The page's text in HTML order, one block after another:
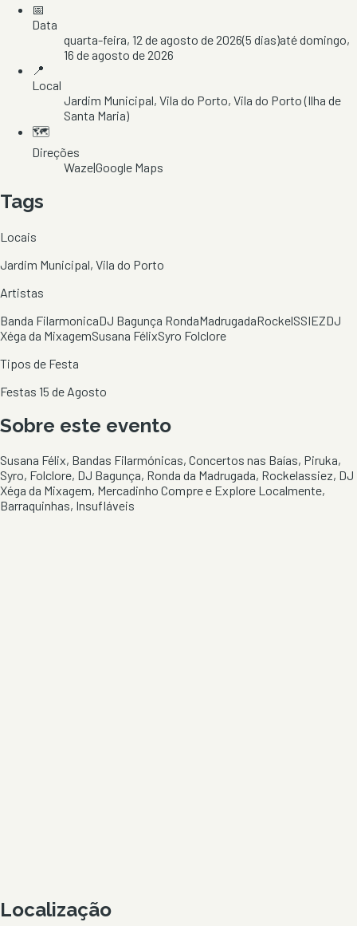
📅
Data
quarta-feira, 12 de agosto de 2026(5 dias)atédomingo,
16 de agosto de 2026
📍
Local
Jardim Municipal, Vila do Porto, Vila do Porto(Ilha de
Santa Maria)
🗺️
Direções
Waze|Google Maps
Tags
Locais
Jardim Municipal, Vila do Porto
Artistas
Banda FilarmonicaDJ Bagunça RondaMadrugadaRockelSSIEZDJ
Xéga da MixagemSusana FélixSyro Folclore
Tipos de Festa
Festas 15 de Agosto
Sobre este evento
Susana Félix, Bandas Filarmónicas, Concertos nas Baías, Piruka,
Syro, Folclore, DJ Bagunça, Ronda da Madrugada, Rockelassiez, DJ
Xéga da Mixagem, Mercadinho Compre e Explore Localmente,
Barraquinhas, Insufláveis
Localização